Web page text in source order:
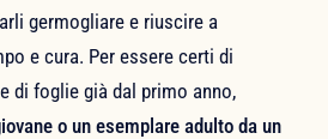
germogliare e riuscire a
e cura. Per essere certi di
di foglie già dal primo anno,
o un esemplare adulto da un